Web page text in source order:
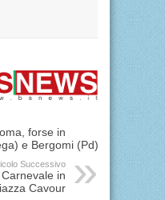
forse in
e Bergomi (Pd)
Successivo
in
Cavour